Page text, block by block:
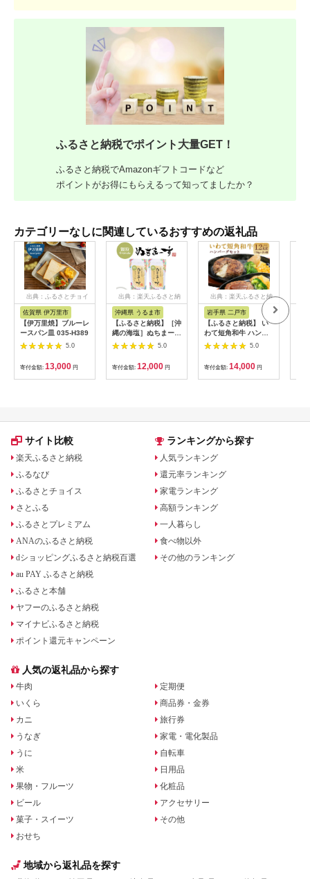
ふるさと納税でポイント大量GET！
ふるさと納税でAmazonギフトコードなど
ポイントがお得にもらえるって知ってましたか？
カテゴリーなしに関連しているおすすめの返礼品
出典：ふるさとチョイ
佐賀県 伊万里市
【伊万里焼】ブルーレ
ースパン皿 035-H389
5.0
寄付金額: 13,000 円
出典：楽天ふるさと納
沖縄県 うるま市
【ふるさと納税】［沖
縄の海塩］ぬちまーす
顆粒（250g）×2袋セ
ット 【ぬちまーす】
食塩 塩 調味料 食卓塩
顆粒 シーソルト 人気
返礼品 海塩 沖縄 うる
5.0
寄付金額: 12,000 円
出典：楽天ふるさと納
岩手県 二戸市
【ふるさと納税】 い
わて短角和牛 ハンバ
ーグセット 150g×8個
計1.2kg 027-0407
5.0
寄付金額: 14,000 円
サイト比較
楽天ふるさと納税
ふるなび
ふるさとチョイス
さとふる
ふるさとプレミアム
ANAのふるさと納税
dショッピングふるさと納税百選
au PAY ふるさと納税
ふるさと本舗
ヤフーのふるさと納税
マイナビふるさと納税
ポイント還元キャンペーン
ランキングから探す
人気ランキング
還元率ランキング
家電ランキング
高額ランキング
一人暮らし
食べ物以外
その他のランキング
人気の返礼品から探す
牛肉
いくら
カニ
うなぎ
うに
米
果物・フルーツ
ビール
菓子・スイーツ
おせち
定期便
商品券・金券
旅行券
家電・電化製品
自転車
日用品
化粧品
アクセサリー
その他
地域から返礼品を探す